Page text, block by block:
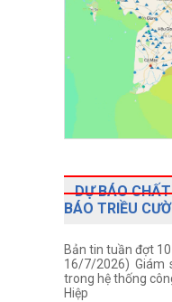
DỰ BÁO
BÁO TRIỀU
Bản tin tuần đợt
16/7/2026) Giám
trong hệ thống
Hiệp